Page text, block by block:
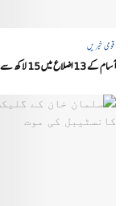
قومی خبریں
آسام کے 13 اضلاع میں 15 لاکھ سے زائد افراد سیلاب سے متاثر